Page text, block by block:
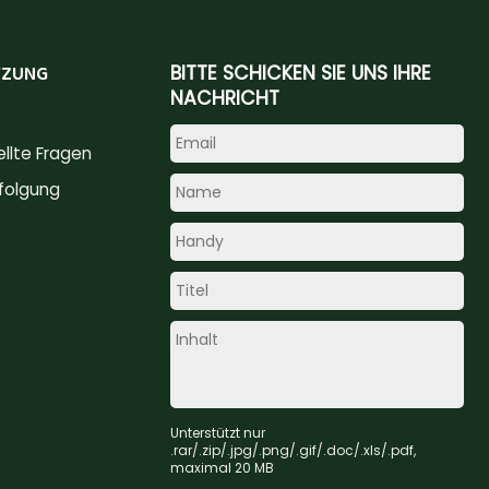
Fragen
BITTE SCHICKEN SIE UNS IHRE
NACHRICHT
Unterstützt nur
.rar/.zip/.jpg/.png/.gif/.doc/.xls/.pdf,
maximal 20 MB